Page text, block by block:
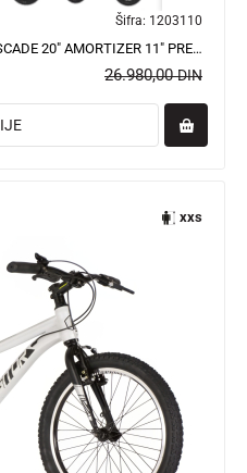
Šifra: 1203110
BICIKL JUNIOR 20 VISITOR CASCADE 20" AMORTIZER 11" PREDNJI I ZADNJI DISK 6 BRZINA 115-135CM (20") BO
26.980,00DIN
xxs